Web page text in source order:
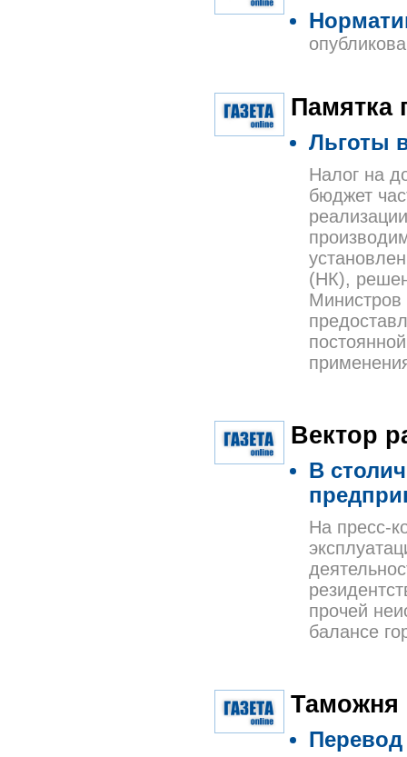
Памятка
Льготы
Налог на
бюджет
(НК),
Вектор
В
На пресс-
прочей
балансе
Таможня
Перевод